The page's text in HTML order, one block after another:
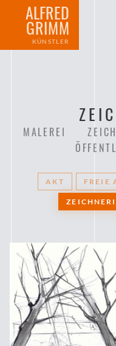
ALFRED
GRIMM
KÜNSTLER
MALEREI
AKT FREIE